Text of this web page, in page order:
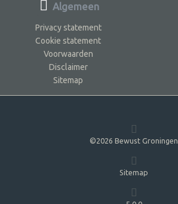
Algemeen
Privacy statement
Cookie statement
Voorwaarden
Disclaimer
Sitemap
©2026 Bewust Groningen
Sitemap